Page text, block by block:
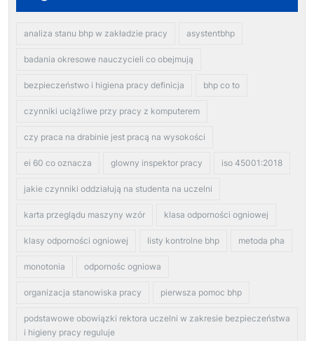
analiza stanu bhp w zakładzie pracy asystentbhp
badania okresowe nauczycieli co obejmują
bezpieczeństwo i higiena pracy definicja bhp co to
czynniki uciążliwe przy pracy z komputerem
czy praca na drabinie jest pracą na wysokości
ei 60 co oznacza glowny inspektor pracy iso 45001:2018
jakie czynniki oddziałują na studenta na uczelni
karta przeglądu maszyny wzór klasa odporności ogniowej
klasy odporności ogniowej listy kontrolne bhp metoda pha
monotonia odpornośc ogniowa
organizacja stanowiska pracy pierwsza pomoc bhp
podstawowe obowiązki rektora uczelni w zakresie bezpieczeństwa
i higieny pracy reguluje